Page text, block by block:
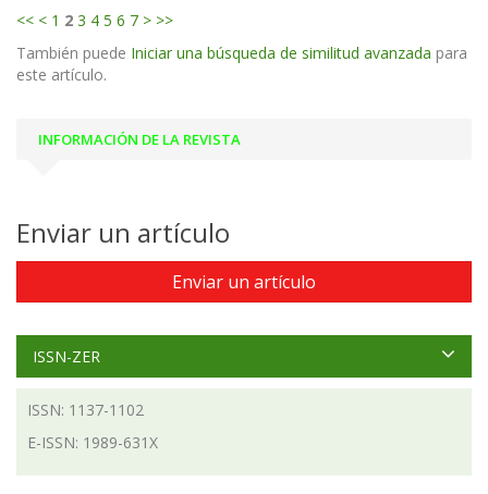
<< < 1 2 3 4 5 6 7 > >>
También puede Iniciar una búsqueda de similitud avanzada para
este artículo.
INFORMACIÓN DE LA REVISTA
Enviar un artículo
Enviar un artículo
ISSN-ZER
ISSN: 1137-1102
E-ISSN: 1989-631X